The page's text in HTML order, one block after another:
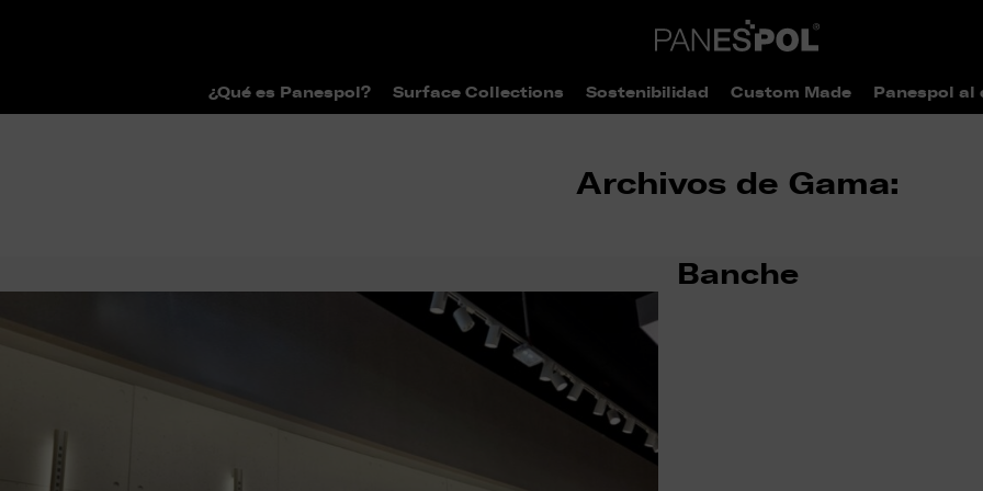
¿Qué es Panespol? Surface Collections Sostenibilidad Custom Made Panespol al
Archivos de Gama:
Banche